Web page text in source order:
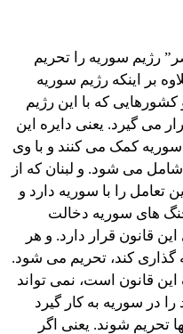
رژیم سوریه را تحریم
بر اینکه رژیم سوریه
که با این رژیم
می گیرد. یعنی دایره این
سوریه کمک می کنند و با وی
می شود. و لبنان که از
تعامل را با سوریه دارد و
های سوریه دخالت
قانون قرار دارد. و هر
گذاری کند، تحریم می شود.
قانون است، نمی تواند
در سوریه به کار گیرد
تحریم شوند. یعنی اگر